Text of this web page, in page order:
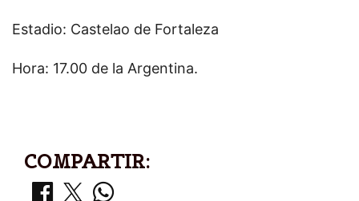
Estadio: Castelao de Fortaleza
Hora: 17.00 de la Argentina.
COMPARTIR: